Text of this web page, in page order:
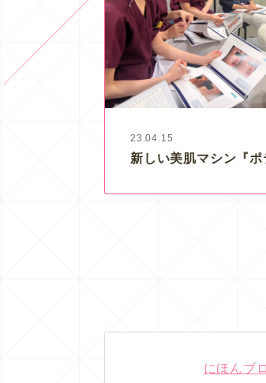
23.04.15
新しい美肌マシン『ポ
にほんブ